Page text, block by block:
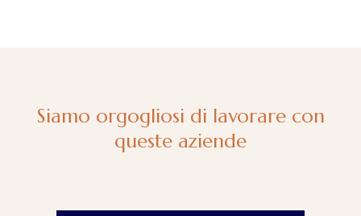
Siamo orgogliosi di lavorare con
queste aziende